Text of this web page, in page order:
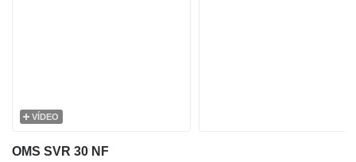
VÍDEO
OMS SVR 30 NF